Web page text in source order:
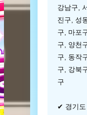
강남구,
진구, 성
구, 마포
구, 양천
구, 동작
구, 강북
구
✔ 경기도